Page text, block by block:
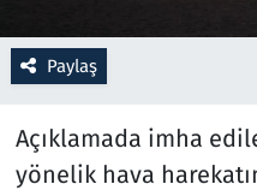
Paylaş
Açıklamada imha
yönelik hava
Seçim 2023
Teknoloji ve Bilim